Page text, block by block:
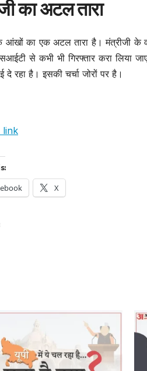
का अटल तारा
आंखों का एक अटल तारा है। मंत्रीजी के
से कभी भी गिरफ्तार करा लिया
दे रहा है। इसकी चर्चा जोरों पर है।
link
X